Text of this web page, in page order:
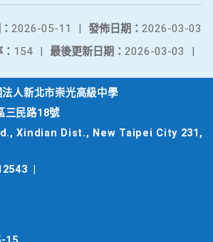
發佈日期： 2026-03-03
2026-05-11
|
最後更新日期： 2026-03-03 |
154 |
人新北市崇光高級中學
三民路18號
Xindian Dist., New Taipei City 231,